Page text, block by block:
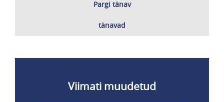
Pargi tänav
tänavad
Viimati muudetud